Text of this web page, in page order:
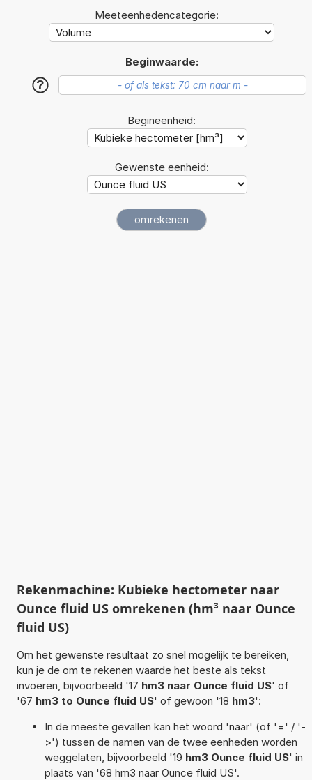
Meeteenhedencategorie:
Beginwaarde:
?
Begineenheid:
Gewenste eenheid:
Rekenmachine: Kubieke hectometer naar
Ounce fluid US omrekenen (hm³ naar Ounce
fluid US)
Om het gewenste resultaat zo snel mogelijk te bereiken,
kun je de om te rekenen waarde het beste als tekst
invoeren, bijvoorbeeld '17 hm3 naar Ounce fluid US' of
'67 hm3 to Ounce fluid US' of gewoon '18 hm3':
In de meeste gevallen kan het woord 'naar' (of '=' / '-
>') tussen de namen van de twee eenheden worden
weggelaten, bijvoorbeeld '19 hm3 Ounce fluid US' in
plaats van '68 hm3 naar Ounce fluid US'.